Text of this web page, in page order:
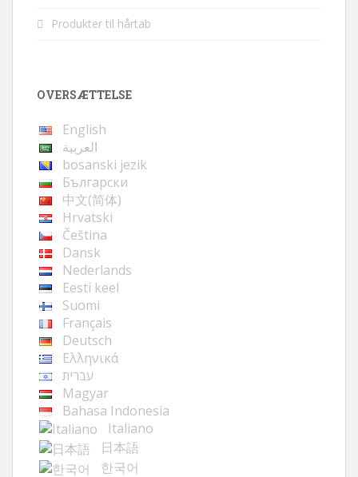
Produkter til hårtab
OVERSÆTTELSE
English
العربية
bosanski jezik
Български
中文(简体)
Hrvatski
Čeština
Dansk
Nederlands
Eesti keel
Suomi
Français
Deutsch
Ελληνικά
עברית
Magyar
Bahasa Indonesia
Italiano
日本語
한국어